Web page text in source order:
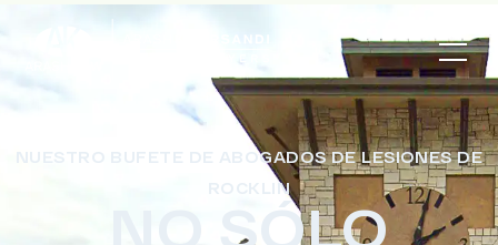
NUESTRO BUFETE DE ABOGADOS DE LESIONES DE
ROCKLIN
NO SÓLO